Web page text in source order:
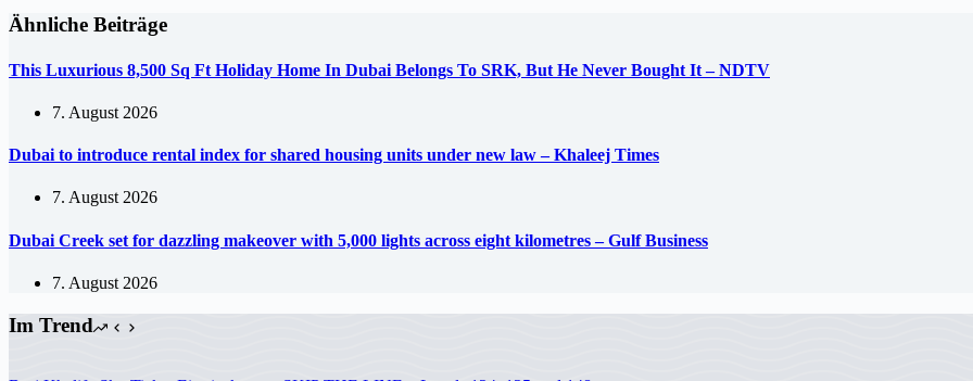
Ähnliche Beiträge
This Luxurious 8,500 Sq Ft Holiday Home In Dubai Belongs To SRK, But He Never Bought It – NDTV
7. August 2026
Dubai to introduce rental index for shared housing units under new law – Khaleej Times
7. August 2026
Dubai Creek set for dazzling makeover with 5,000 lights across eight kilometres – Gulf Business
7. August 2026
Im Trend